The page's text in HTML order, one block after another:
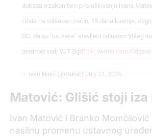
dokaza o zakonitom prisluškivanju Ivana
Onda na volšeban način, 15 dana kasnije,
BG, da su "na mere" stavljeni odlukom Višeg
predmet vodi VJT Bgd? pic.twitter.com/
— Ivan Ninić (@INinic) July 21, 2025
Matović: Glišić stoji iza
Ivan Matović i Branko Momčilović
nasilnu promenu ustavnog